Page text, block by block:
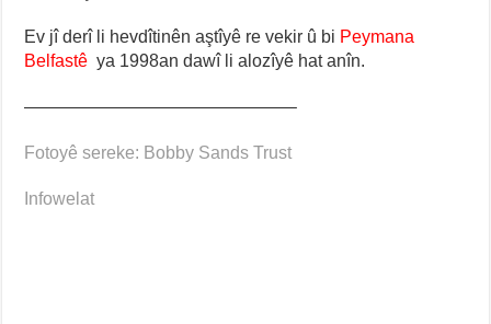
Ev jî derî li hevdîtinên aştîyê re vekir û bi Peymana
Belfastê ya 1998an dawî li alozîyê hat anîn.
———————————————–
Fotoyê sereke: Bobby Sands Trust
Infowelat